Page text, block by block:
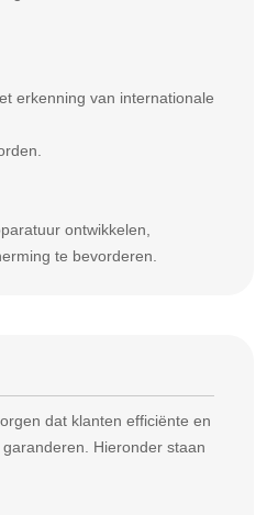
erkenning van internationale
ontwikkelen,
te bevorderen.
dat klanten efficiënte en
Hieronder staan